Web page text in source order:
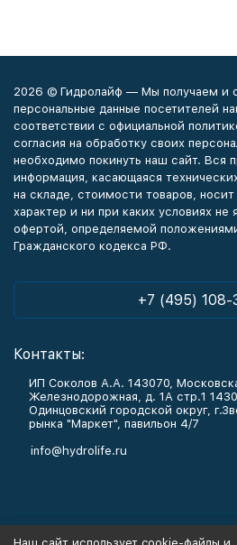
2026 © Гидролайф — Мы получаем и
персональные данные посетителей
соответствии с официальной
согласия на обработку своих
необходимо покинуть наш сайт. Вся
информация, касающаяся
на складе, стоимости товаров,
характер и ни при каких условиях не
офертой, определяемой
Гражданского кодекса РФ.
+7 (495) 108-
Контакты:
ИП Соколов А.А. 143070,
Железнодорожная, д. 1А стр.1
Одинцовский городской округ,
рынка "Маркет", павильон 4/7
info@hydrolife.ru